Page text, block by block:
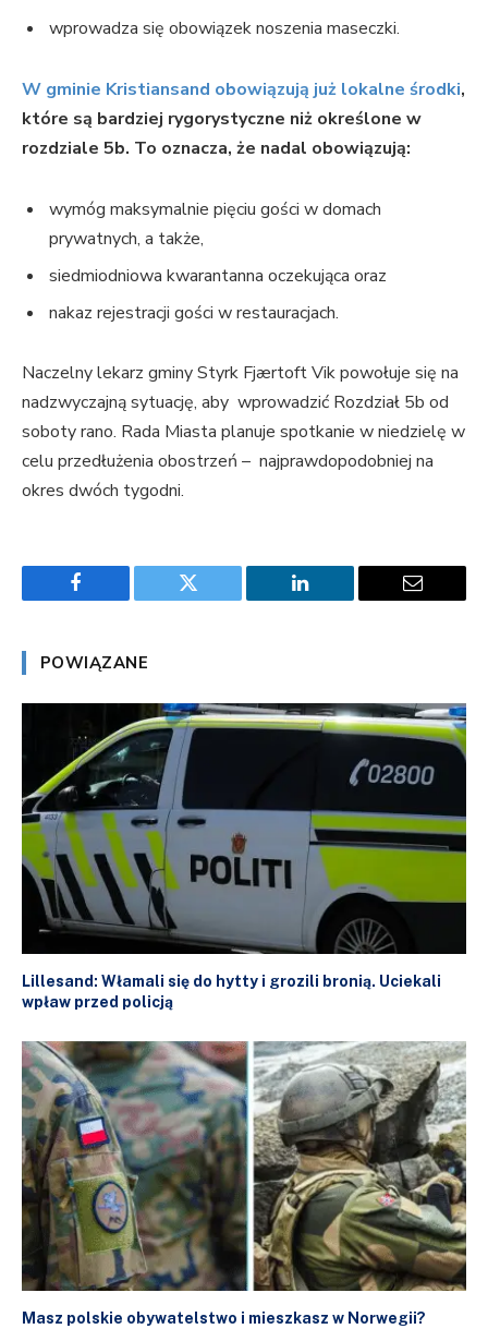
wprowadza się obowiązek noszenia maseczki.
W gminie Kristiansand obowiązują już lokalne środki,
które są bardziej rygorystyczne niż określone w
rozdziale 5b. To oznacza, że nadal obowiązują:
wymóg maksymalnie pięciu gości w domach
prywatnych, a także,
siedmiodniowa kwarantanna oczekująca oraz
nakaz rejestracji gości w restauracjach.
Naczelny lekarz gminy Styrk Fjærtoft Vik powołuje się na
nadzwyczajną sytuację, aby wprowadzić Rozdział 5b od
soboty rano. Rada Miasta planuje spotkanie w niedzielę w
celu przedłużenia obostrzeń – najprawdopodobniej na
okres dwóch tygodni.
Facebook Twitter LinkedIn Email
POWIĄZANE
Lillesand: Włamali się do hytty i grozili bronią. Uciekali
wpław przed policją
Masz polskie obywatelstwo i mieszkasz w Norwegii?